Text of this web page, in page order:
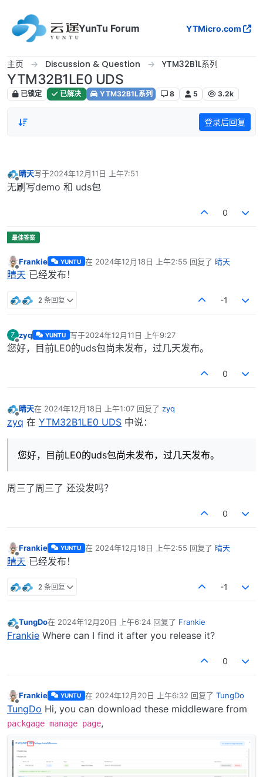
YunTu Forum
YTMicro.com
主页 Discussion & Question YTM32B1L系列
YTM32B1LE0 UDS
已锁定 已解决 YTM32B1L系列 8 5 3.2k
登录后回复
离线
晴天写于2024年12月11日 上午7:51
最后由 编辑
无刷写demo 和 uds包
0
离线
Frankie YUNTU 在 2024年12月18日 上午2:55 回复了 晴天
最后由 编辑
晴天 已经发布！
2 条回复 -1
Z
离线
zyq YUNTU 写于2024年12月11日 上午9:27
最后由 编辑
您好，目前LE0的uds包尚未发布，过几天发布。
0
离线
晴天在 2024年12月18日 上午1:07 回复了 zyq
最后由 编辑
zyq 在 YTM32B1LE0 UDS 中说：
您好，目前LE0的uds包尚未发布，过几天发布。
周三了周三了 还没发吗？
0
离线
Frankie YUNTU 在 2024年12月18日 上午2:55 回复了 晴天
最后由 编辑
晴天 已经发布！
2 条回复 -1
离线
TungDo在 2024年12月20日 上午6:24 回复了 Frankie
最后由 编辑
Frankie Where can I find it after you release it?
0
离线
Frankie YUNTU 在 2024年12月20日 上午6:32 回复了 TungDo
最后由 编辑
TungDo Hi, you can download these middleware from
packgage manage page,